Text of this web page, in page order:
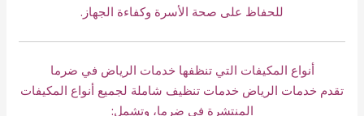
للحفاظ على صحة الأسرة وكفاءة الجهاز.
أنواع المكيفات التي تنظفها خدمات الرياض في ضرما
تقدم خدمات الرياض خدمات تنظيف شاملة لجميع أنواع المكيفات
المنتشرة في ضرما، وتشمل: